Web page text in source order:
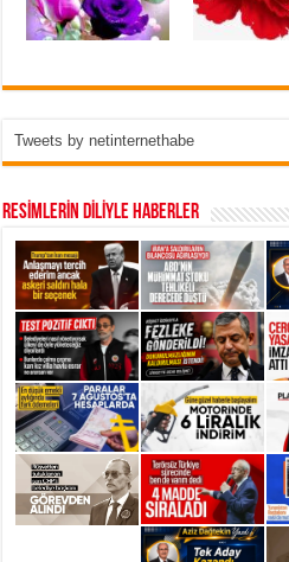
Tweets by netinternethabe
RESİMLERİN DİLİYLE HABERLER